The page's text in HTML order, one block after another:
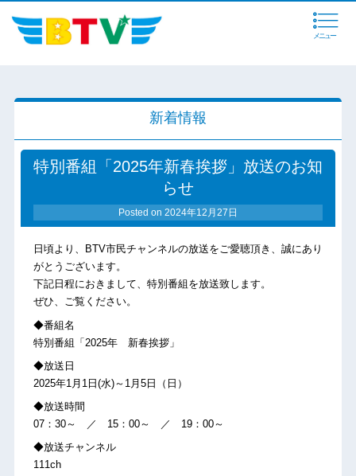
メニュー
新着情報
特別番組「2025年新春挨拶」放送のお知
らせ
Posted on 2024年12月27日
日頃より、BTV市民チャンネルの放送をご愛聴頂き、誠にあり
がとうございます。
下記日程におきまして、特別番組を放送致します。
ぜひ、ご覧ください。
◆番組名
特別番組「2025年 新春挨拶」
◆放送日
2025年1月1日(水)～1月5日（日）
◆放送時間
07：30～ ／ 15：00～ ／ 19：00～
◆放送チャンネル
111ch